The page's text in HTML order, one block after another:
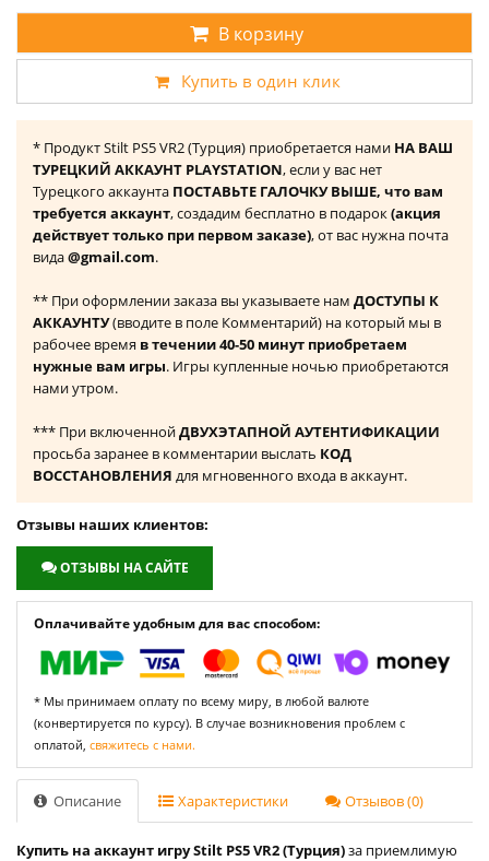
В корзину
Купить в один клик
* Продукт Stilt PS5 VR2 (Турция) приобретается нами НА ВАШ
ТУРЕЦКИЙ АККАУНТ PLAYSTATION, если у вас нет
Турецкого аккаунта ПОСТАВЬТЕ ГАЛОЧКУ ВЫШЕ, что вам
требуется аккаунт, создадим бесплатно в подарок(акция
действует только при первом заказе), от вас нужна почта
вида@gmail.com.
** При оформлении заказа вы указываете нам ДОСТУПЫ К
АККАУНТУ(вводите в поле Комментарий) на который мы в
рабочее время в течении 40-50 минут приобретаем
нужные вам игры. Игры купленные ночью приобретаются
нами утром.
*** При включеннойДВУХЭТАПНОЙ АУТЕНТИФИКАЦИИ
просьба заранее в комментарии выслать КОД
ВОССТАНОВЛЕНИЯ для мгновенного входа в аккаунт.
Отзывы наших клиентов:
ОТЗЫВЫ НА САЙТЕ
Оплачивайте удобным для вас способом:
* Мы принимаем оплату по всему миру, в любой валюте
(конвертируется по курсу). В случае возникновения проблем с
оплатой, свяжитесь с нами.
Описание Характеристики Отзывов (0)
Купить на аккаунт игру Stilt PS5 VR2 (Турция)за приемлимую